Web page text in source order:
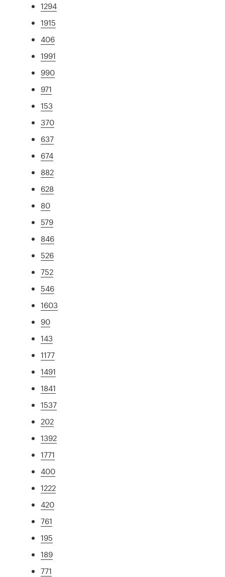
1294
1915
406
1991
990
971
153
370
637
674
882
628
80
579
846
526
752
546
1603
90
143
1177
1491
1841
1537
202
1392
1771
400
1222
420
761
195
189
771